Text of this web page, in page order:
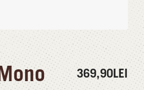
369,90LEI